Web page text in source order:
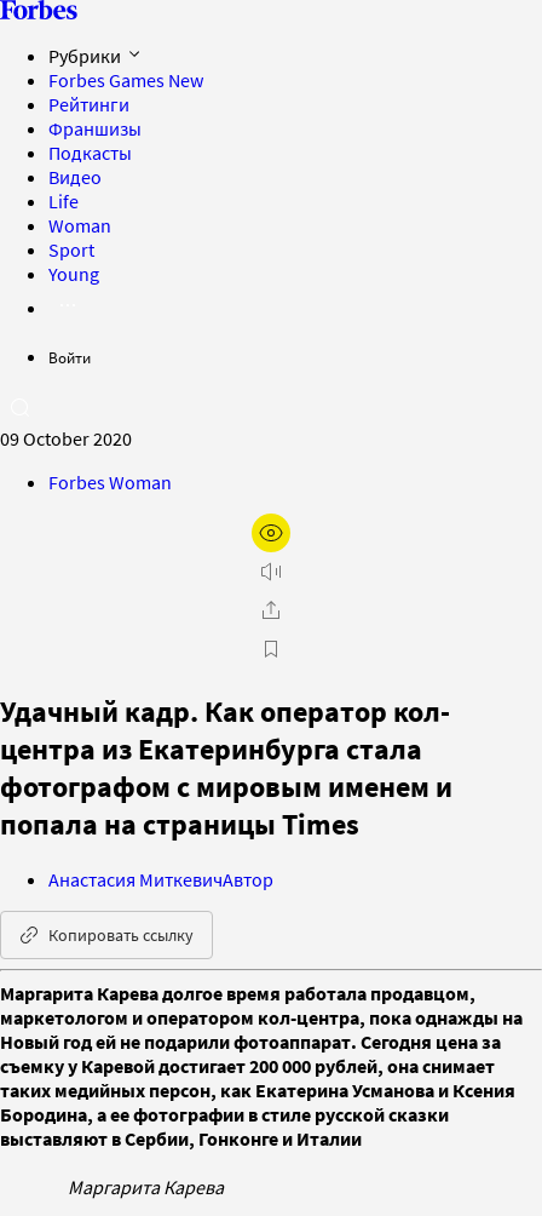
Рубрики
Forbes Games New
Рейтинги
Франшизы
Подкасты
Видео
Life
Woman
Sport
Young
Войти
09 October 2020
Forbes Woman
Удачный кадр. Как оператор кол-
центра из Екатеринбурга стала
фотографом с мировым именем и
попала на страницы Times
Анастасия МиткевичАвтор
Копировать ссылку
Маргарита Карева долгое время работала продавцом,
маркетологом и оператором кол-центра, пока однажды на
Новый год ей не подарили фотоаппарат. Сегодня цена за
съемку у Каревой достигает 200 000 рублей, она снимает
таких медийных персон, как Екатерина Усманова и Ксения
Бородина, а ее фотографии в стиле русской сказки
выставляют в Сербии, Гонконге и Италии
Маргарита Карева